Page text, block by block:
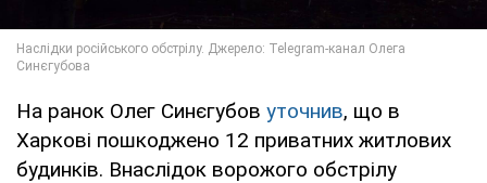
На ранок Олег Синєгубов уточнив, що в
Харкові пошкоджено 12 приватних житлових
будинків. Внаслідок ворожого обстрілу